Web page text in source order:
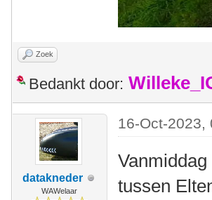
Zoek
Bedankt door:
datakneder
WAWelaar
16-Oct-2023,
tussen